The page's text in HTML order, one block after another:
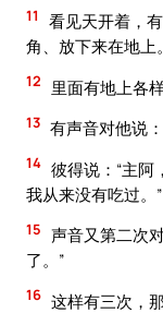
11
看见天开着，
角、放下来在地上。
12 里面有地上各
13 有声音对他说
14 彼得说：“主阿
我从来没有吃过。”
15 声音又第二次
了。”
16 这样有三次，